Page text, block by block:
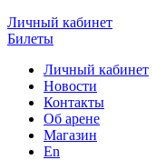
Личный кабинет
Билеты
Личный кабинет
Новости
Контакты
Об арене
Магазин
En